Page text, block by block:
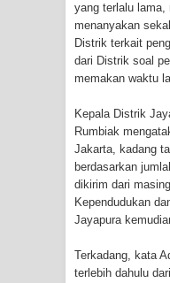
Mama-
Protes
Polres
Mace
yang terlalu
menanyakan
Distrik terkait
dari Distrik soal
memakan waktu
Kepala Distrik
Rumbiak
Jakarta, kadang
berdasarkan
dikirim dari
Kependudukan
Jayapura
Terkadang, kata
terlebih dahulu